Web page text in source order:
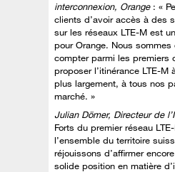
interconnexion, Orange: «
clients d’avoir accès à des
sur les réseaux LTE-M est
pour Orange. Nous
compter parmi les premiers
proposer l’itinérance LTE-M
plus largement, à tous nos
marché. »
Julian Dömer, Directeur de
Forts du premier réseau
l’ensemble du territoire
réjouissons d’affirmer
solide position en matière